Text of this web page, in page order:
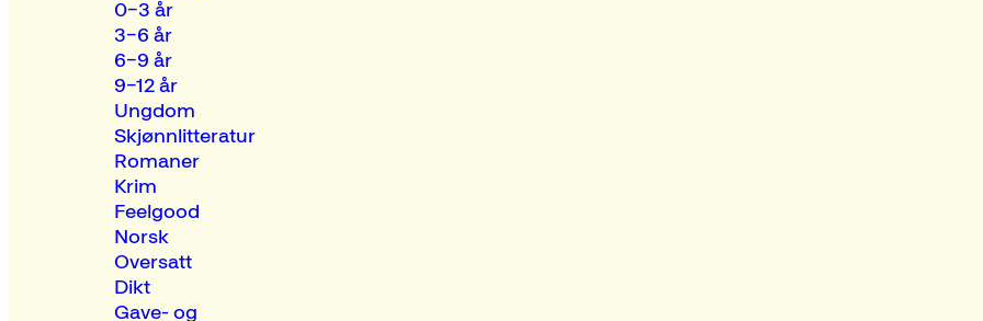
0–3 år
3–6 år
6–9 år
9–12 år
Ungdom
Skjønnlitteratur
Romaner
Krim
Feelgood
Norsk
Oversatt
Dikt
Gave- og